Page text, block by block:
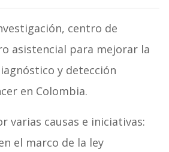
centro de
asistencial para mejorar la
y detección
en Colombia.
varias causas e iniciativas:
el marco de la ley